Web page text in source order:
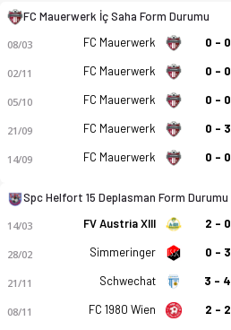
FC Mauerwerk İç Saha Form Durumu
08/03 FC Mauerwerk 0 - 0
02/11 FC Mauerwerk 0 - 0
05/10 FC Mauerwerk 0 - 0
21/09 FC Mauerwerk 0 - 3
14/09 FC Mauerwerk 0 - 0
Spc Helfort 15 Deplasman Form Durumu
14/03 FV Austria XIII 2 - 0
28/02 Simmeringer 0 - 3
21/11 Schwechat 3 - 4
08/11 FC 1980 Wien 2 - 2